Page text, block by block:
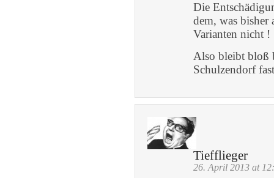
Die
dem, was bisher
Varianten nicht !
Also bleibt bloß
Schulzendorf
Tiefflieger
26. April 2013 at